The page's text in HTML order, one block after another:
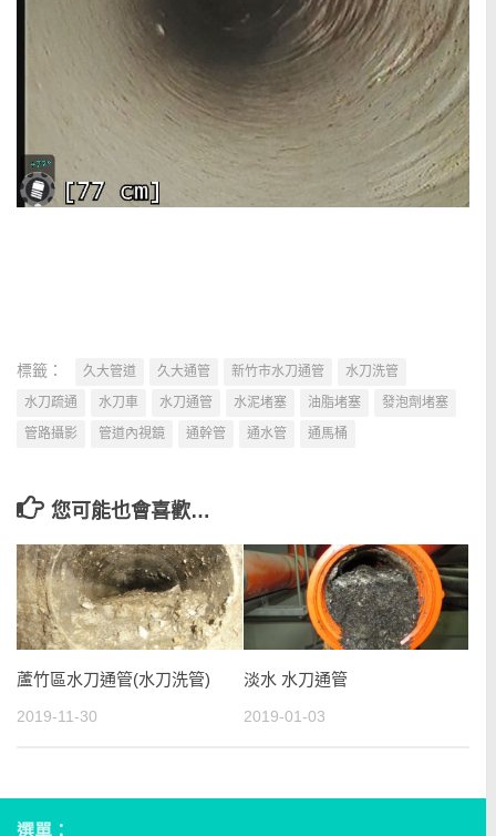
標籤： 久大管道 久大通管 新竹市水刀通管
水刀洗管
水刀疏通
水刀車 水刀通管 水泥堵塞 油脂堵塞
發泡劑堵塞
管路攝影
管道內視鏡 通幹管 通水管 通馬桶
您可能也會喜歡…
蘆竹區水刀通管(水刀洗管)
2019-11-30
淡水 水刀通管
2019-01-03
選單：